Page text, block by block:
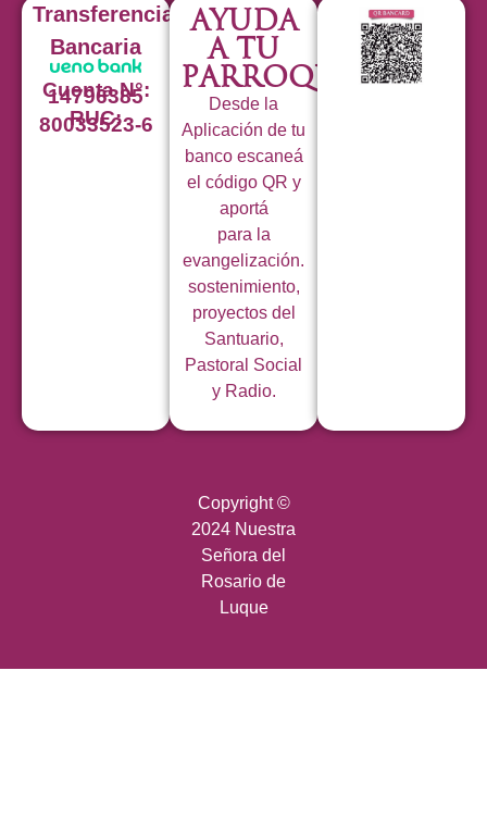
Transferencia
Bancaria
Cuenta N°:
14796385
RUC:
80033523-6
Ayuda
a tu
Parroquia
Desde la
Aplicación de tu
banco escaneá
el código QR y
aportá
para la
evangelización.
sostenimiento,
proyectos del
Santuario,
Pastoral Social
y Radio.
Copyright ©
2024 Nuestra
Señora del
Rosario de
Luque